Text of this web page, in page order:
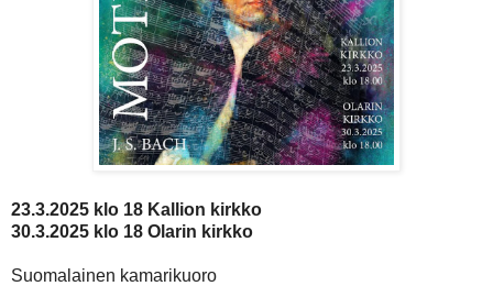
23.3.2025 klo 18 Kallion kirkko
30.3.2025 klo 18 Olarin kirkko
Suomalainen kamarikuoro